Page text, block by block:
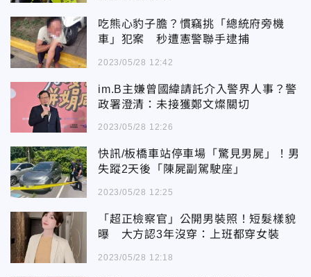
吃熊心豹子膽？慣竊挑「總統府旁機
車」犯案 秒遭憲警聯手逮捕
2023/05/28 12:42
im.B主嫌曾國緯請託介入警界人事？警
政署澄清：未接獲鄭文燦關切
2023/05/28 12:26
快訊/板橋車站停車場「驚見男屍」！男
失蹤2天後「陳屍副駕駛座」
2023/05/28 12:25
「超正檢察官」公開男裝照！短髮樣貌
曝 大方認3年沒穿：上班都穿女裝
2023/05/28 12:18